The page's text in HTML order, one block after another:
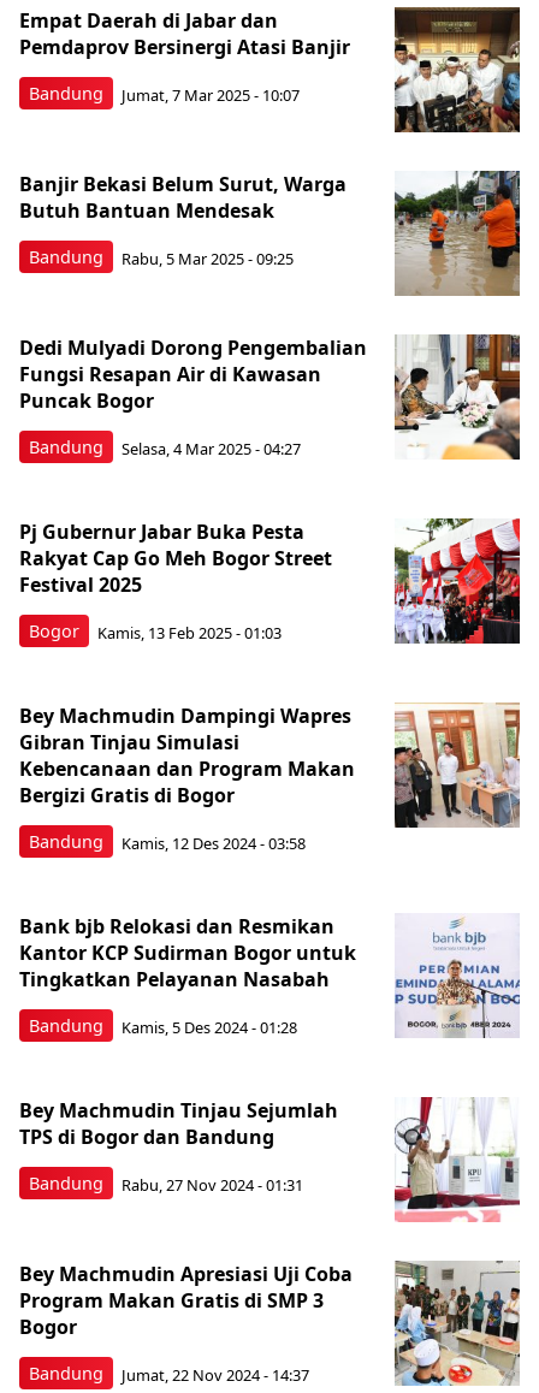
Bandung
Empat Daerah di Jabar dan
Pemdaprov Bersinergi Atasi Banjir
Jumat, 7 Mar 2025 - 10:07
Bandung
Banjir Bekasi Belum Surut, Warga
Butuh Bantuan Mendesak
Rabu, 5 Mar 2025 - 09:25
Bandung
Dedi Mulyadi Dorong Pengembalian
Fungsi Resapan Air di Kawasan
Puncak Bogor
Selasa, 4 Mar 2025 - 04:27
Bogor
Pj Gubernur Jabar Buka Pesta
Rakyat Cap Go Meh Bogor Street
Festival 2025
Kamis, 13 Feb 2025 - 01:03
Bandung
Bey Machmudin Dampingi Wapres
Gibran Tinjau Simulasi
Kebencanaan dan Program Makan
Bergizi Gratis di Bogor
Kamis, 12 Des 2024 - 03:58
Bandung
Bank bjb Relokasi dan Resmikan
Kantor KCP Sudirman Bogor untuk
Tingkatkan Pelayanan Nasabah
Kamis, 5 Des 2024 - 01:28
Bandung
Bey Machmudin Tinjau Sejumlah
TPS di Bogor dan Bandung
Rabu, 27 Nov 2024 - 01:31
Bandung
Bey Machmudin Apresiasi Uji Coba
Program Makan Gratis di SMP 3
Bogor
Jumat, 22 Nov 2024 - 14:37